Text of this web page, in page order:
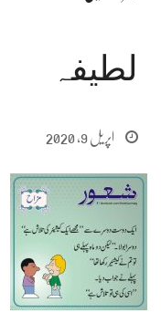
لطیفہ
اپریل 9, 2020